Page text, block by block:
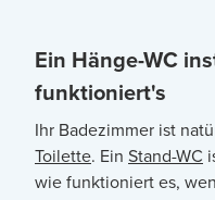
Ein Hänge-WC
funktioniert's
Ihr Badezimmer ist
Toilette. Ein Stand-WC
wie funktioniert es,